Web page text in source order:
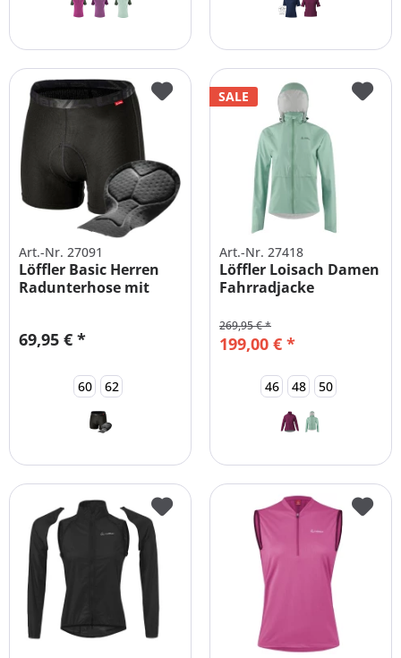
Art.-Nr. 27091
Löffler Basic Herren
Radunterhose mit
69,95 € *
60 62
SALE
Art.-Nr. 27418
Löffler Loisach Damen
Fahrradjacke
199,00 € *
269,95 € *
46 48 50